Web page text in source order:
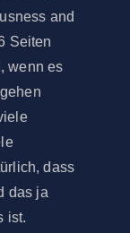
and
Seiten
wenn es
dass
das ja
ist.